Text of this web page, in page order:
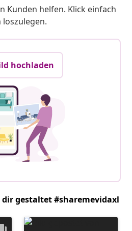
Kunden helfen. Klick einfach
hochladen
dir gestaltet #sharemevidaxl